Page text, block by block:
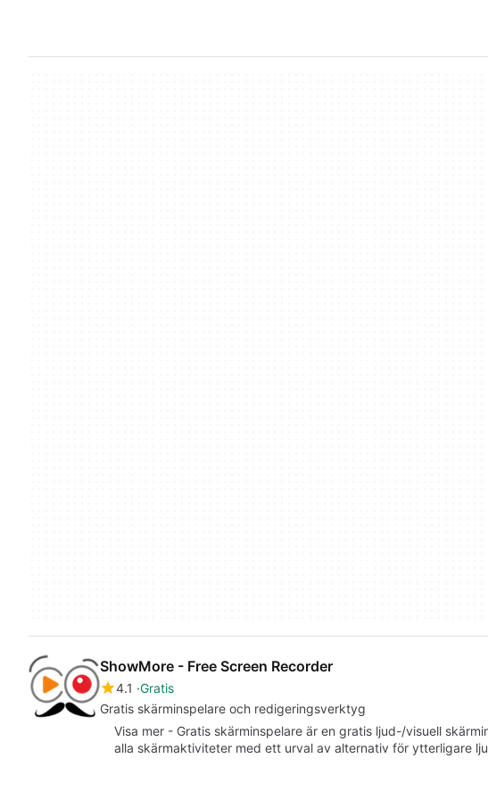
ShowMore - Free Screen Recorder
4.1 Gratis
Gratis skärminspelare och redigeringsverktyg
Visa mer - Gratis skärminspelare är en gratis ljud-/visuell
alla skärmaktiviteter med ett urval av alternativ för ytterligare